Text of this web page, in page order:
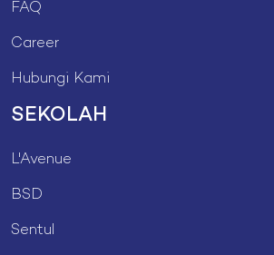
FAQ
Career
Hubungi Kami
SEKOLAH
L'Avenue
BSD
Sentul